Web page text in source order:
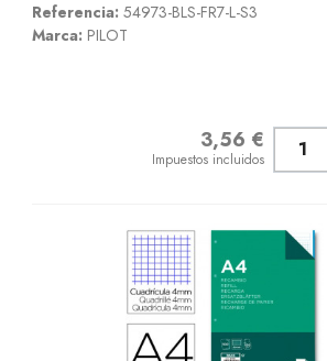
Referencia: 54973-BLS-FR7-L-S3
Marca: PILOT
3,56 €
Impuestos incluidos